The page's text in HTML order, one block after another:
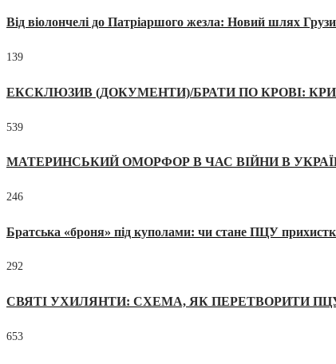
Від віолончелі до Патріаршого жезла: Новий шлях
139
ЕКСКЛЮЗИВ (ДОКУМЕНТИ)/БРАТИ ПО КРОВІ:
539
МАТЕРИНСЬКИЙ ОМОРФОР В ЧАС ВІЙНИ В
246
Братська «броня» під куполами: чи стане ПЦУ
292
СВЯТІ УХИЛЯНТИ: СХЕМА, ЯК ПЕРЕТВОРИТИ
653